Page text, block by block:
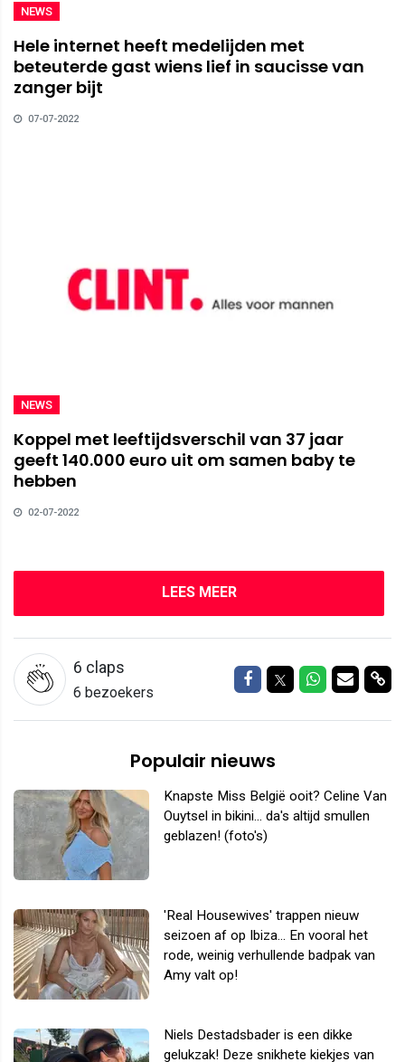
NEWS
Hele internet heeft medelijden met
beteuterde gast wiens lief in saucisse van
zanger bijt
07-07-2022
NEWS
Koppel met leeftijdsverschil van 37 jaar
geeft 140.000 euro uit om samen baby te
hebben
02-07-2022
LEES MEER
6 claps
6 bezoekers
Delen op Facebook
Delen op Twitter
Delen op
Delen
Populair nieuws
Knapste Miss België ooit? Celine Van
Ouytsel in bikini... da's altijd smullen
geblazen! (foto's)
'Real Housewives' trappen nieuw
seizoen af op Ibiza... En vooral het
rode, weinig verhullende badpak van
Amy valt op!
Niels Destadsbader is een dikke
gelukzak! Deze snikhete kiekjes van